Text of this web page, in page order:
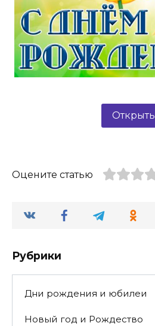
Открыть
Оцените статью
Рубрики
Дни рождения и юбилеи
Новый год и Рождество